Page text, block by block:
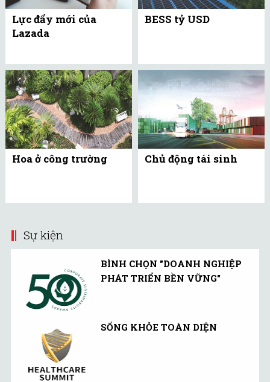
Lực đẩy mới của
Lazada
BESS tỷ USD
Hoa ở công trường Chủ động tái sinh
Sự kiện
BÌNH CHỌN "DOANH NGHIỆP
PHÁT TRIỂN BỀN VỮNG"
SỐNG KHỎE TOÀN DIỆN